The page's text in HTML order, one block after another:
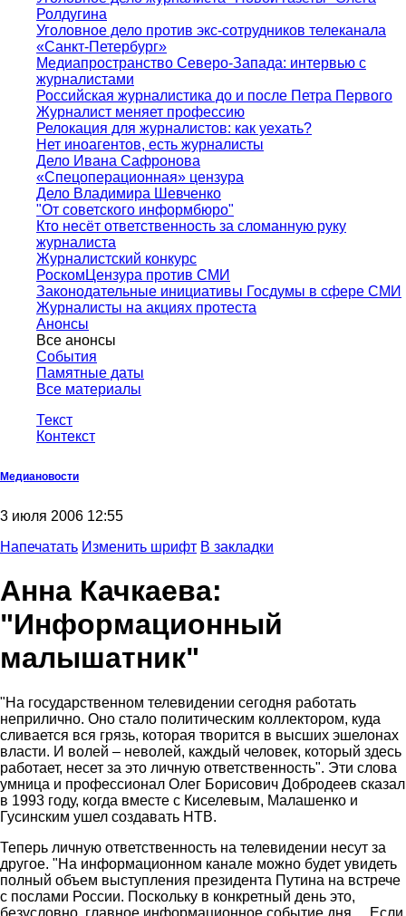
Ролдугина
Уголовное дело против экс-сотрудников телеканала
«Санкт-Петербург»
Медиапространство Северо-Запада: интервью с
журналистами
Российская журналистика до и после Петра Первого
Журналист меняет профессию
Релокация для журналистов: как уехать?
Нет иноагентов, есть журналисты
Дело Ивана Сафронова
«Спецоперационная» цензура
Дело Владимира Шевченко
"От советского информбюро"
Кто несёт ответственность за сломанную руку
журналиста
Журналистский конкурс
РоскомЦензура против СМИ
Законодательные инициативы Госдумы в сфере СМИ
Журналисты на акциях протеста
Анонсы
Все анонсы
События
Памятные даты
Все материалы
Текст
Контекст
Медиановости
3 июля 2006 12:55
Напечатать Изменить шрифт В закладки
Анна Качкаева:
"Информационный
малышатник"
"На государственном телевидении сегодня работать
неприлично. Оно стало политическим коллектором, куда
сливается вся грязь, которая творится в высших эшелонах
власти. И волей – неволей, каждый человек, который здесь
работает, несет за это личную ответственность". Эти слова
умница и профессионал Олег Борисович Добродеев сказал
в 1993 году, когда вместе с Киселевым, Малашенко и
Гусинским ушел создавать НТВ.
Теперь личную ответственность на телевидении несут за
другое. "На информационном канале можно будет увидеть
полный объем выступления президента Путина на встрече
с послами России. Поскольку в конкретный день это,
безусловно, главное информационное событие дня… Если